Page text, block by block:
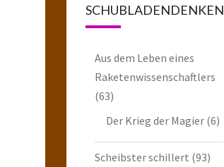
SCHUBLADENDENKEN
Aus dem Leben eines
Raketenwissenschaftlers
(63)
Der Krieg der Magier(6)
Scheibster schillert (93)